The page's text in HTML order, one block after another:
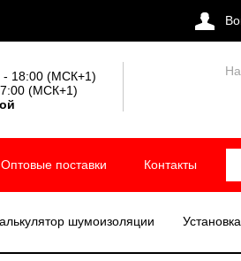
- 18:00 (МСК+1)
(МСК+1)
Оптовые поставки Контакты
шумоизоляции